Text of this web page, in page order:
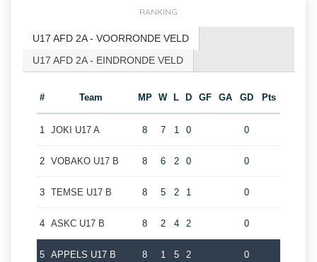
RANKING
U17 AFD 2A - VOORRONDE VELD
U17 AFD 2A - EINDRONDE VELD
# Team MP W L D GF GA GD Pts
1 JOKI U17 A 8 7 1 0 0
2 VOBAKO U17 B 8 6 2 0 0
3 TEMSE U17 B 8 5 2 1 0
4 ASKC U17 B 8 2 4 2 0
5 APPELS U17 B 8 1 5 2 0